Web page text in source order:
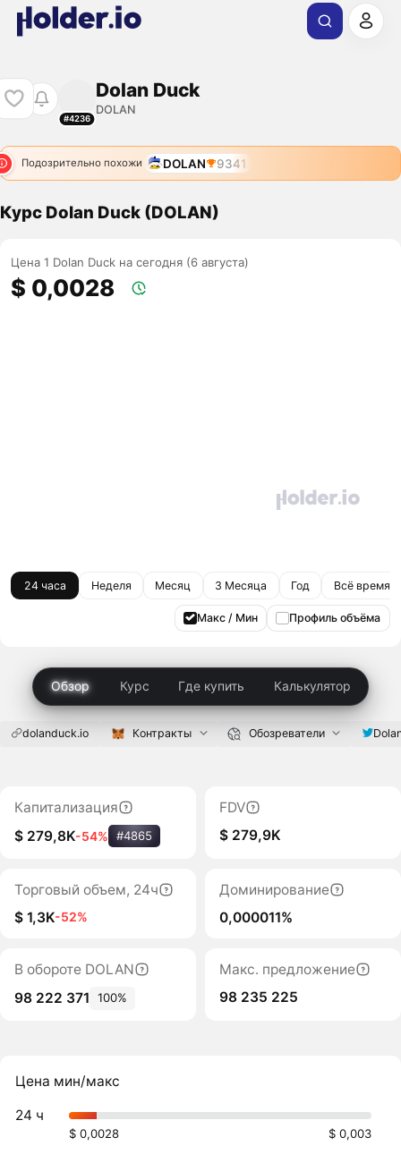
#4236
Dolan Duck
DOLAN
Подозрительно похожи DOLAN 9341
Курс Dolan Duck (DOLAN)
Цена 1 Dolan Duck на сегодня (6 августа)
$ 0,0028
24 часа Неделя Месяц 3 Месяца Год Всё время
Макс / Мин Профиль объёма
Обзор Курс Где купить Калькулятор
dolanduck.io Контракты Обозреватели
Капитализация
$ 279,8K-54% #4865
FDV
$ 279,9K
Торговый объем, 24ч
$ 1,3K-52%
Доминирование
0,000011%
В обороте DOLAN
98 222 371
100%
Макс. предложение
98 235 225
Цена мин/макс
24 ч
$ 0,0028 $ 0,003